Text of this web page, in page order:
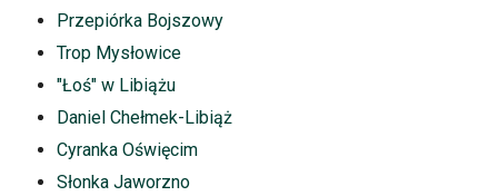
Przepiórka Bojszowy
Trop Mysłowice
"Łoś" w Libiążu
Daniel Chełmek-Libiąż
Cyranka Oświęcim
Słonka Jaworzno